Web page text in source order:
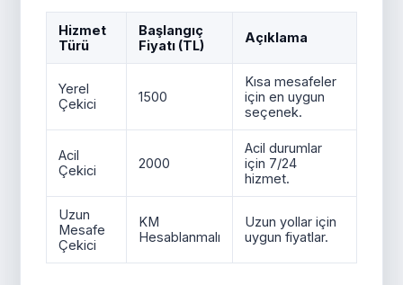
Hizmet
Türü
Başlangıç
Fiyatı (TL)
Açıklama
Yerel
Çekici
1500
Kısa mesafeler
için en uygun
seçenek.
Acil
Çekici
2000
Acil durumlar
için 7/24
hizmet.
Uzun
Mesafe
Çekici
KM
Hesablanmalı
Uzun yollar için
uygun fiyatlar.